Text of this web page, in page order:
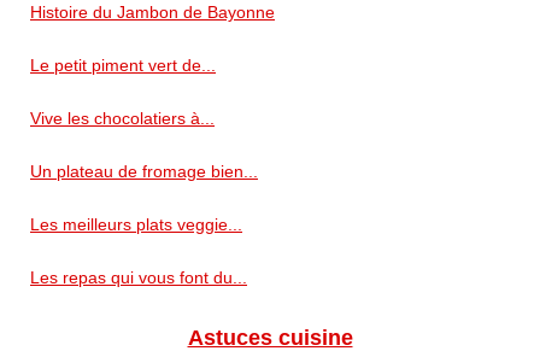
Histoire du Jambon de Bayonne
Le petit piment vert de...
Vive les chocolatiers à...
Un plateau de fromage bien...
Les meilleurs plats veggie...
Les repas qui vous font du...
Astuces cuisine